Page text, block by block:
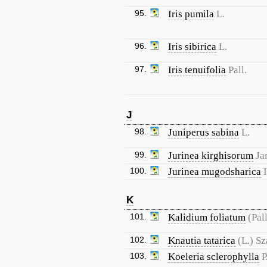
95. Iris pumila L.
96. Iris sibirica L.
97. Iris tenuifolia Pall.
J
98. Juniperus sabina L.
99. Jurinea kirghisorum
100. Jurinea mugodsharica
K
101. Kalidium foliatum
102. Knautia tatarica (L.)
103. Koeleria sclerophylla